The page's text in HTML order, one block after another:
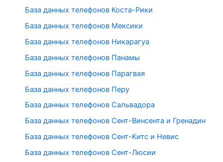
База данных телефонов Коста-Рики
База данных телефонов Мексики
База данных телефонов Никарагуа
База данных телефонов Панамы
База данных телефонов Парагвая
База данных телефонов Перу
База данных телефонов Сальвадора
База данных телефонов Сент-Винсента и Гренадин
База данных телефонов Сент-Китс и Невис
База данных телефонов Сент-Люсии